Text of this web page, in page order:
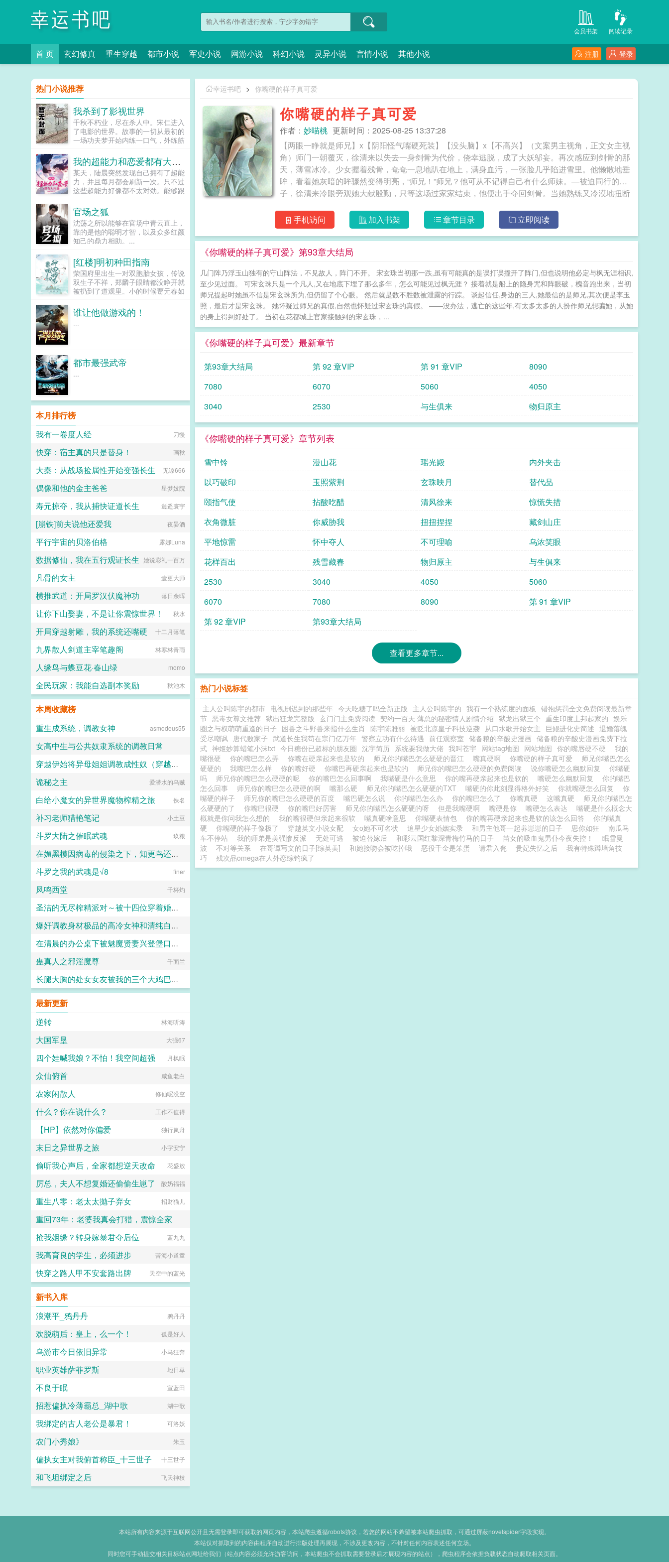
幸运书吧 阅读记录
会员书架
首 页 玄幻修真 重生穿越 都市小说 军史小说 网游小说 科幻小说 灵异小说 言情小说 其他小说 登录
注册
幸运书吧 > 你嘴硬的样子真可爱
你嘴硬的样子真可爱
作者： 妙喵桃 更新时间：2025-08-25 13:37:28
【两眼一睁就是师兄】x【阴阳怪气嘴硬死装】【没头脑】x【不高兴】（文案男主视角，正文女主视
角）师门一朝覆灭，徐清来以失去一身剑骨为代价，侥幸逃脱，成了大妖邬妄。再次感应到剑骨的那
天，薄雪冰冷。少女握着残骨，奄奄一息地趴在地上，满身血污，一张脸几乎陷进雪里。他懒散地垂
眸，看着她灰暗的眸骤然变得明亮，“师兄！”师兄？他可从不记得自己有什么师妹。—被迫同行的日
子，徐清来冷眼旁观她大献殷勤，只等这场过家家结束，他便出手夺回剑骨。当她熟练又冷漠地扭断
过她手中的剑，反而替她将乱发拨到耳后——她这人胆子很大、不知死活，自以为是地跳到他面前乱
攀关系，也只有笑起来的时候勉强能入眼。“脏死了。”他触电般收回手，别过脸，“你那师兄没教过你
打架要束发么？”余光瞥见她呆在原地，他绷着脸拿出发簪，“过来。”算了，反正她笨得连人都能认
错，他这样做，也仅是为了拿回剑骨。—于是与她被困的那一夜，他佯装不知，任由毒素蔓延全身，
亲口承诺背着她出嫁的诺言到了该实现的那一天，他又该如何。小剧场：甜杏：师兄师兄，你怎么
了？受伤了吗？痛不痛？徐清来：（把嘴里的血咽回去）你以为我是什么练气期的废材么？甜杏：
哦……徐清来：（阴阳怪气）你关心我干什么？你怎么不关心你的未婚夫呢？你看他没有你的关心多
可怜啊。甜杏：（信以为真）好，我这就去。徐清来：回来！食用指南：①女主有未婚夫和半个竹
马，但男主是师兄，纯洁师兄妹情变质，回忆杀预警。②简化版修真等级：练气—筑基—金丹—元婴
—出窍，好多都是我编的，不要考究啦～③我很喜欢女主的名字，不是随意取的●ｖ●——预收：《以
夫证道失败后》——上一世，对于银玉来说，池鲤只是横亘在她与江裴逸之间的存在。她厌恶池鲤算
计她与她结为道侣，嫌弃他修为低微，更是恨他在秘境中，将江裴逸推出去挡住妖兽，害得他经脉寸
断，再难执剑。“为什么躺在这里的不是你？”彼时她红了眼，崩溃道，“我情愿从未认识过你。”雷劫降
下，银玉悟道即将飞升。而池鲤，就是她证道的夫。但当池鲤真的死了，银玉却是本命剑断，道心破
归来，脸色被冻得青白，眼睛仍是清亮的；比如那天被她恶语相向，他骤然失去血色的脸。一朝重
生，她决定对池鲤好一点。—但是这一世的池鲤怎么与上一世相差那么大？银玉狠心自伤，要往他身
上靠，“池鲤，我受伤了，好疼。”池鲤只轻轻一瞥，冷冷地起身避过。银玉想破了脑袋也没想到问题
出在哪。直到江裴逸如前世般来桃叶山求学，一剑惊艳四座——薄雪冰冷，池鲤提着一盏小灯，在门
口看着准备出门的她，“阿玉，你要去见谁？”—池鲤剖心泣血，花了几百年的时光，费尽心机才终于
找到银玉的转世，走到她的面前。他喜欢银玉，他想要成为银玉的家人。可银玉只喜欢江裴逸，她的
心怎么捂也捂不热。池鲤难过得掉了好多小珍珠，重活一世，他决定再也不对银玉笑了。 师兄你的嘴
手机访问 加入书架 章节目录 立即阅读
《你嘴硬的样子真可爱》第93章大结局
几门阵乃浮玉山独有的守山阵法，不见故人，阵门不开。 宋玄珠当初那一跌,虽有可能真的是误打误撞开了阵门,但也说明他必定与枫无涯相识,
至少见过面。 可宋玄珠只是一个凡人,又在地底下埋了那么多年，怎么可能见过枫无涯？ 接着就是船上的隐身咒和阵眼破，槐音跑出来，当初
师兄提起时她虽不信是宋玄珠所为,但仍留了个心眼。 然后就是数不胜数被泄露的行踪。 谈起信任,身边的三人,她最信的是师兄,其次便是李玉
照，最后才是宋玄珠。 她怀疑过师兄的真假,自然也怀疑过宋玄珠的真假。 ——没办法，逃亡的这些年,有太多太多的人扮作师兄想骗她，从她
的身上得到好处了。 当初在花都城上官家接触到的宋玄珠，...
《你嘴硬的样子真可爱》最新章节
第93章大结局 第 92 章VIP 第 91 章VIP
8090
7080
6070 5060
4050
3040
2530 与生俱来 物归原主
《你嘴硬的样子真可爱》章节列表
雪中铃 漫山花 瑶光殿
内外夹击
以巧破印
玉照紫荆 玄珠映月
替代品
颐指气使
拈酸吃醋 清风徐来
惊慌失措
衣角微脏
你威胁我 扭扭捏捏
藏剑山庄
平地惊雷
怀中夺人 不可理喻
乌浓笑眼
花样百出
残雪藏春 物归原主
与生俱来
2530
3040 4050
5060
6070
7080 8090
第 91 章VIP
第 92 章VIP
第93章大结局
查看更多章节...
热门小说标签
主人公叫陈宇的都市 电视剧迟到的那些年 今天吃糖了吗全新正版 主人公叫陈宇的 我有一个熟练度的面板 错抱惩罚全文免费阅读最新章
节 恶毒女尊文推荐 狱出狂龙完整版 玄门门主免费阅读 契约一百天 薄总的秘密情人剧情介绍 狱龙出狱三个 重生印度土邦起家的 娱乐
圈之与权萌萌重逢的日子 困兽之斗野兽来指什么生肖 陈宇陈雅丽 被贬北凉皇子科技逆袭 从口水歌开始女主 巨鲲进化史简述 退婚落魄
受尽嘲讽 唐代败家子 武道长生我苟在宗门亿万年 警察立功有什么待遇 前任观察室 储备粮的辛酸史漫画 储备粮的辛酸史漫画免费下拉
式 神姬妙算蜡笔小沫txt 今日糖份已超标的朋友圈 沈宇简历 系统要我做大佬 我叫苍宇 网站tag地图 网站地图 你的嘴唇硬不硬
我的
嘴很硬
你的嘴巴怎么弄 你嘴在硬亲起来也是软的 师兄你的嘴巴怎么硬硬的晋江 嘴真硬啊 你嘴硬的样子真可爱
师兄你嘴巴怎么
硬硬的
我嘴巴怎么样 你的嘴好硬 你嘴巴再硬亲起来也是软的 师兄你的嘴巴怎么硬硬的免费阅读 说你嘴硬怎么幽默回复
你嘴硬
吗
师兄你的嘴巴怎么硬硬的呢 你的嘴巴怎么回事啊 我嘴硬是什么意思 你的嘴再硬亲起来也是软的 嘴硬怎么幽默回复
你的嘴巴
怎么回事
师兄你的嘴巴怎么硬硬的啊 嘴那么硬 师兄你的嘴巴怎么硬硬的TXT 嘴硬的你此刻显得格外好笑 你就嘴硬怎么回复
你
嘴硬的样子
师兄你的嘴巴怎么硬硬的百度 嘴巴硬怎么说 你的嘴巴怎么办 你的嘴巴怎么了 你嘴真硬 这嘴真硬
师兄你的嘴巴怎
么硬硬的了
你嘴巴很硬 你的嘴巴好厉害 师兄你的嘴巴怎么硬硬的呀 但是我嘴硬啊 嘴硬是你 嘴硬怎么表达
嘴硬是什么概念大
概就是你问我怎么想的
我的嘴很硬但亲起来很软 嘴真硬啥意思 你嘴硬表情包 你的嘴再硬亲起来也是软的该怎么回答
你的嘴真
硬
你嘴硬的样子像极了 穿越英文小说女配 女o她不可名状 追星少女婚姻实录 和男主他哥一起养崽崽的日子 思你如狂
南瓜马
车不停站
我的师弟是美强惨反派 无处可逃 被迫替嫁后 和彩云国红黎深青梅竹马的日子 苗女的吸血鬼男仆今夜失控！
眠雪曼
波
不对等关系 在哥谭写文的日子[综英美] 和她接吻会被吃掉哦 恶役千金是笨蛋 请君入瓮 贵妃失忆之后
我有特殊蹲墙角技
巧
残次品omega在人外恋综钓疯了
热门小说推荐
我杀到了影视世界
千秋不朽业，尽在杀人中。宋仁进入
了电影的世界。故事的一切从最初的
一场功夫梦开始内练一口气，外练筋
在下。没错，我是一个好人，反正我
是这么觉得的。...
我的超能力和恋爱都有大问题
某天，陆晨突然发现自己拥有了超能
力，并且每月都会刷新一次。只不过
这些超能力好像都不太对劲。能够跟
高可以暂停时间，但自己也会被暂停
能够预知未来，但很快就会忘记所以
看着面前白裙飘飘表情疑惑的女生，
陆晨正色说道虽然忘记原因了，但请
你务必跟我交往！...
官场之狐
沈荡之所以能够在官场中青云直上，
靠的是他的聪明才智，以及众多红颜
知己的鼎力相助。...
[红楼]明初种田指南
荣国府里出生一对双胞胎女孩，传说
双生子不祥，郑麟子眼睛都没睁开就
被扔到了道观里。小的时候贾元春如
长大后贾元春进入深宫从此战战兢
兢，日夜为家族父母机关算尽。郑麟
子开始一点点经营自己的小日子，倒
凑上来了。麟子别来沾边，你们姓贾
驾崩的时候有人问他愿不愿意去给秦
始皇当太子，如果愿意，就让长孙皇
后跟着一起去。李世民大喜，摩拳擦
掌准备去做秦二世，还厚脸皮想把贞
观朝的群臣带上。子央，因为经常出
学生。她再次遇到了车祸后，在生死
当孩子，只要得到始皇帝一句子央，
避开这次死亡。子央当然愿意啊！觉
皇夸自己一句没难度，有嘴就能办。
好办，因为李世民版本的扶苏简直是
王子公主都是草，只有太子才是宝！
在抢救，急需始皇帝夸我一句啊！子
了。子央李二凤我和你拼了！...
谁让他做游戏的！
...
都市最强武帝
...
本月排行榜
我有一卷度人经
刀慢
快穿：宿主真的只是替身！ 画秋
大秦：从战场捡属性开始变强长生 无谅666
偶像和他的金主爸爸 星梦妓院
寿元掠夺，我从捕快证道长生 逍遥寰宇
[崩铁]前夫说他还爱我 夜晏酒
平行宇宙的贝洛伯格 露娜Luna
数据修仙，我在五行观证长生 她说彩礼一百万
凡骨的女主 壹更大师
横推武道：开局罗汉伏魔神功 落日余晖
让你下山娶妻，不是让你震惊世界！ 秋水
开局穿越射雕，我的系统还嘴硬 十二月落笔
九界散人剑道主宰笔趣阁 林寒林青雨
人缘鸟与蝶豆花·春山绿 momo
全民玩家：我能自选副本奖励 秋池木
本周收藏榜
重生成系统，调教女神
asmodeus55
女高中生与公共奴隶系统的调教日常
喵不可言
穿越伊始将异母姐姐调教成性奴（穿越到异世界把高贵强大的女性征服至胯下）
dark
诡秘之主 爱潜水的乌贼
白给小魔女的异世界魔物榨精之旅 佚名
补习老师猎艳笔记 小土豆
斗罗大陆之催眠武魂 玖粮
在媚黑模因病毒的侵染之下，知更鸟还是恶堕成了黑爹的媚黑母猪
人头木321
斗罗之我的武魂是√8 finer
凤鸣西堂 千杯灼
圣洁的无尽榨精派对～被十四位穿着婚纱的舰娘新娘们在教堂内献上身体的集体婚礼～
火锅气候
爆奸调教身材极品的高冷女神和清纯白袜甜妹留学生，射满她们的鞋柜里的高跟鞋和小皮鞋
在清晨的办公桌下被魅魔贤妻兴登堡口交，夜晚在宴会厅角落的鞋交
火锅气候
蛊真人之邪淫魔尊 千面兰
长腿大胸的处女女友被我的三个大鸡巴室友轮番调教，狠狠灌精直到怀孕
最新更新
逆转
林海听涛
大国军垦 大强67
四个娃喊我娘？不怕！我空间超强 月枫眠
众仙俯首 咸鱼老白
农家闲散人 修仙呢没空
什么？你在说什么？ 工作不值得
【HP】依然对你偏爱 独行岚舟
末日之异世界之旅 小字安宁
偷听我心声后，全家都想逆天改命 花盛放
厉总，夫人不想复婚还偷偷生崽了 酸奶福福
重生八零：老太太抛子弃女 招财猫儿
重回73年：老婆我真会打猎，震惊全家
豆芽儿公主
抢我姻缘？转身嫁暴君夺后位 蓝九九
我高育良的学生，必须进步 苦海小道童
快穿之路人甲不安套路出牌 天空中的蓝光
新书入库
浪潮平_鸦丹丹
鸦丹丹
欢脱萌后：皇上，么一个！ 孤是好人
乌游市今日依旧异常 小马狂奔
职业英雄萨菲罗斯 地日草
不良于眠 宣蓝田
招惹偏执冷薄霸总_湖中歌 湖中歌
我绑定的古人老公是暴君！ 可洛妖
农门小秀娘》 朱玉
偏执女主对我俯首称臣_十三世子 十三世子
和飞坦绑定之后 飞天神枝
本站所有内容来源于互联网公开且无需登录即可获取的网页内容，本站爬虫遵循robots协议，若您的网站不希望被本站爬虫抓取，可通过屏蔽novelspider字段实现。
本站仅对抓取到的内容由程序自动进行排版处理再展现，不涉及更改内容，不针对任何内容表述任何立场。
同时您可手动提交相关目标站点网址给我们（站点内容必须允许游客访问，本站爬虫不会抓取需要登录后才展现内容的站点），爬虫程序会依据负载状态自动爬取相关页面。